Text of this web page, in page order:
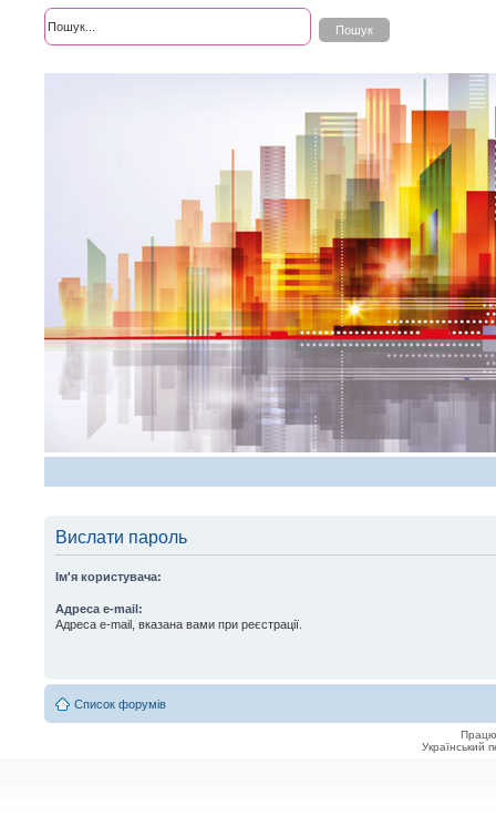
Вислати пароль
Ім'я користувача:
Адреса e-mail:
Адреса e-mail, вказана вами при реєстрації.
Список форумів
Український